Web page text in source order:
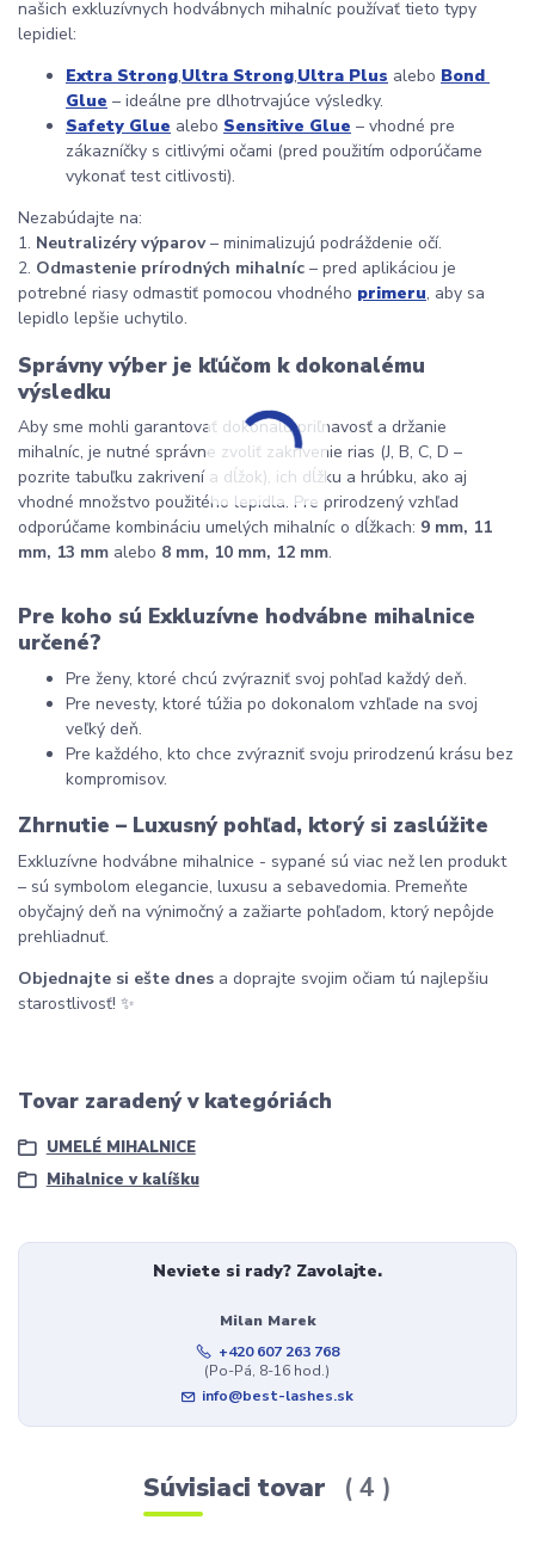
našich exkluzívnych hodvábnych mihalníc používať tieto typy
lepidiel:
Extra Strong,Ultra Strong,Ultra Plus alebo Bond
Glue – ideálne pre dlhotrvajúce výsledky.
Safety Glue alebo Sensitive Glue – vhodné pre
zákazníčky s citlivými očami (pred použitím odporúčame
vykonať test citlivosti).
Nezabúdajte na:
1. Neutralizéry výparov – minimalizujú podráždenie očí.
2. Odmastenie prírodných mihalníc – pred aplikáciou je
potrebné riasy odmastiť pomocou vhodného primeru, aby sa
lepidlo lepšie uchytilo.
Správny výber je kľúčom k dokonalému
výsledku
Aby sme mohli garantovať dokonalú priľnavosť a držanie
mihalníc, je nutné správne zvoliť zakrivenie rias (J, B, C, D –
pozrite tabuľku zakrivení a dĺžok), ich dĺžku a hrúbku, ako aj
vhodné množstvo použitého lepidla. Pre prirodzený vzhľad
odporúčame kombináciu umelých mihalníc o dĺžkach: 9 mm, 11
mm, 13 mm alebo 8 mm, 10 mm, 12 mm.
Pre koho sú Exkluzívne hodvábne mihalnice
určené?
Pre ženy, ktoré chcú zvýrazniť svoj pohľad každý deň.
Pre nevesty, ktoré túžia po dokonalom vzhľade na svoj
veľký deň.
Pre každého, kto chce zvýrazniť svoju prirodzenú krásu bez
kompromisov.
Zhrnutie – Luxusný pohľad, ktorý si zaslúžite
Exkluzívne hodvábne mihalnice - sypané sú viac než len produkt
– sú symbolom elegancie, luxusu a sebavedomia. Premeňte
obyčajný deň na výnimočný a zažiarte pohľadom, ktorý nepôjde
prehliadnuť.
Objednajte si ešte dnes a doprajte svojim očiam tú najlepšiu
starostlivosť! ✨
Tovar zaradený v kategóriách
UMELÉ MIHALNICE
Mihalnice v kalíšku
Neviete si rady? Zavolajte.
Milan Marek
+420 607 263 768
(Po-Pá, 8-16 hod.)
info@best-lashes.sk
Súvisiaci tovar 4